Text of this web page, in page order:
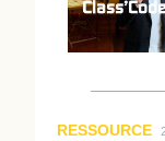
RESSOURCE